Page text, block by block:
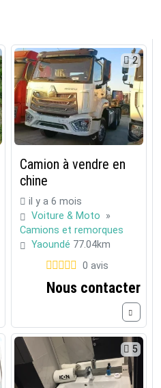
2
Camion à vendre en
chine
il y a 6 mois
Voiture & Moto »
Camions et remorques
Yaoundé 77.04km
0 avis
Nous contacter
5